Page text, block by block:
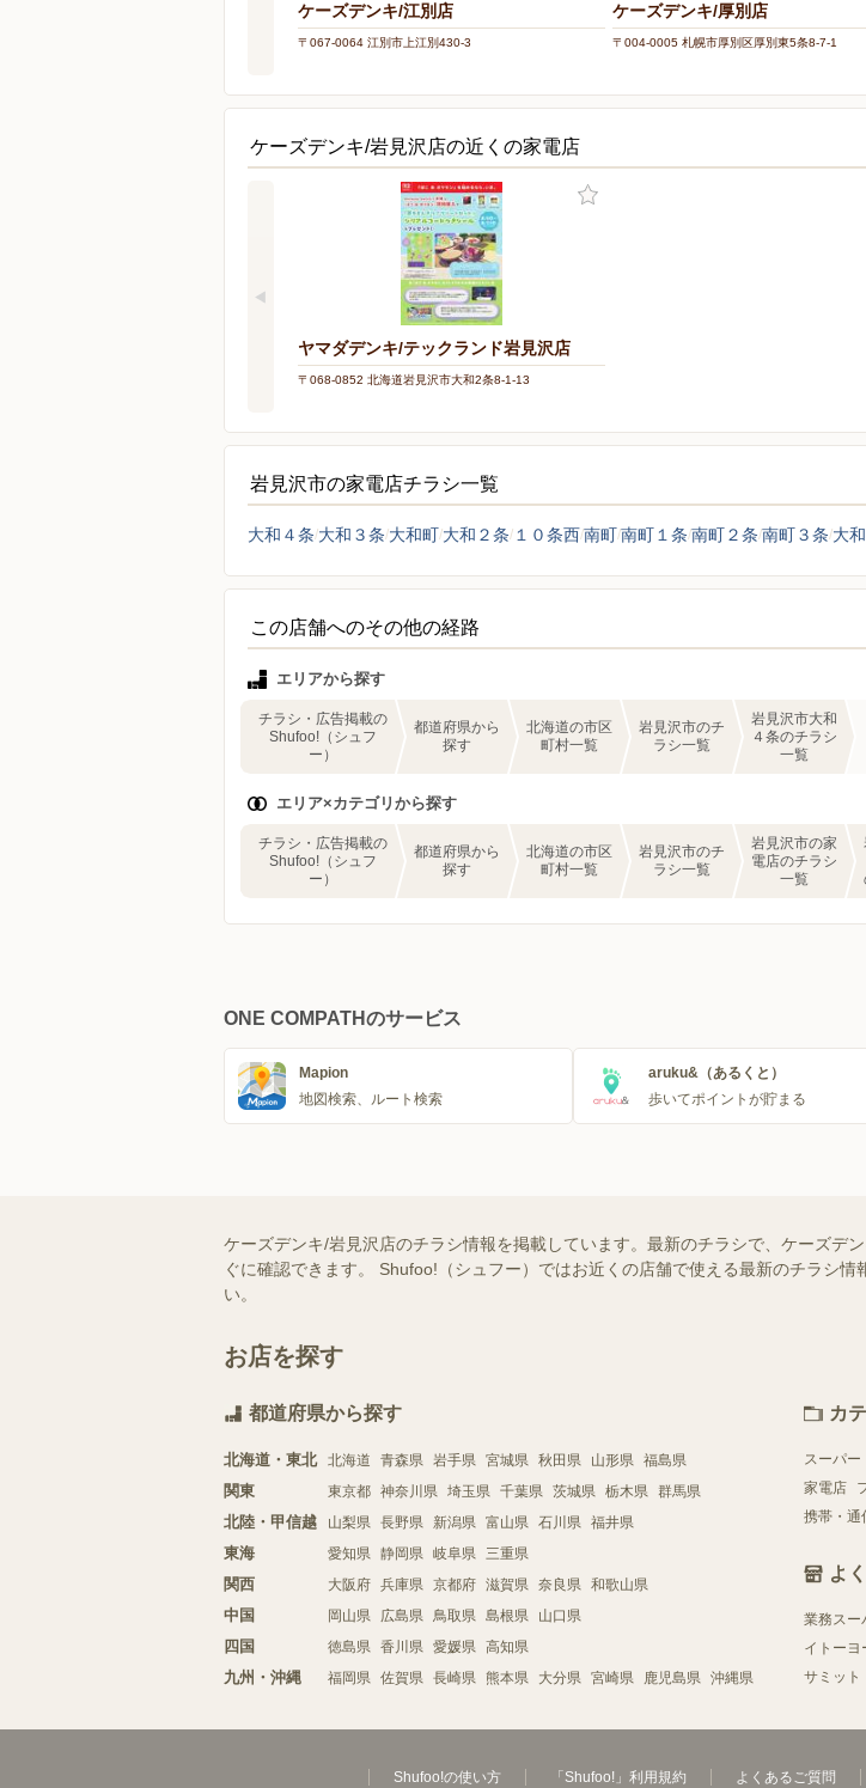
ケーズデンキ/江別店
〒067-0064 江別市上江別430-3
ケーズデンキ/厚別店
〒004-0005 札幌市厚別区厚別東5条8-7-1
ケーズデンキ/岩見沢店の近くの家電店
ヤマダデンキ/テックランド岩見沢店
〒068-0852 北海道岩見沢市大和2条8-1-13
岩見沢市の家電店チラシ一覧
大和４条 大和３条 大和町 大和２条 １０条西南町南町１条 南町２条 南町３条 大
この店舗へのその他の経路
エリアから探す
チラシ・広告掲載の
Shufoo!（シュフ
ー）
都道府県から
探す
北海道の市区
町村一覧
岩見沢市のチ
ラシ一覧
岩見沢市大和
４条のチラシ
一覧
エリア×カテゴリから探す
チラシ・広告掲載の
Shufoo!（シュフ
ー）
都道府県から
探す
北海道の市区
町村一覧
岩見沢市のチ
ラシ一覧
岩見沢市の家
電店のチラシ
一覧
ONE COMPATHのサービス
Mapion
地図検索、ルート検索
aruku&（あるくと）
歩いてポイントが貯まる
ケーズデンキ/岩見沢店のチラシ情報を掲載しています。最新のチラシで、ケーズデ
ぐに確認できます。 Shufoo!（シュフー）ではお近くの店舗で使える最新のチラシ
い。
お店を探す
都道府県から探す
北海道・東北 北海道 青森県 岩手県 宮城県 秋田県 山形県 福島県
関東 東京都 神奈川県 埼玉県 千葉県 茨城県 栃木県 群馬県
北陸・甲信越 山梨県 長野県 新潟県 富山県 石川県 福井県
東海 愛知県 静岡県 岐阜県 三重県
関西 大阪府 兵庫県 京都府 滋賀県 奈良県 和歌山県
中国 岡山県 広島県 鳥取県 島根県 山口県
四国 徳島県 香川県 愛媛県 高知県
九州・沖縄 福岡県 佐賀県 長崎県 熊本県 大分県 宮崎県 鹿児島県 沖縄県
カ
スーパー
家電店
携帯・通
よ
業務スー
イトーヨ
サミット
Shufoo!の使い方 「Shufoo!」利用規約 よくあるご質問